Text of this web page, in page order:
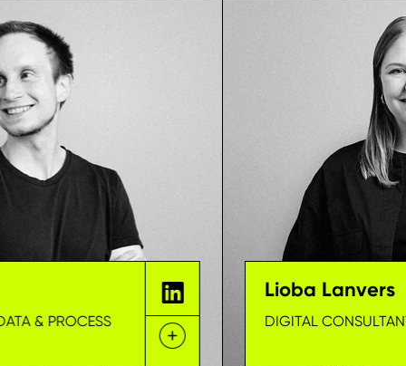
& PROCESS
Lioba Lanvers
DIGITAL CONSULTANT